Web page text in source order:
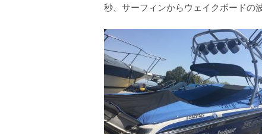
秒、サーフィンからウェイクボードの